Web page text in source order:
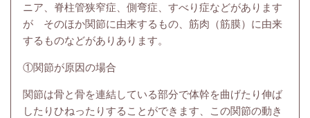
ニア、脊柱管狭窄症、側弯症、すべり症などがあります
が そのほか関節に由来するもの、筋肉（筋膜）に由来
するものなどがありあります。
①関節が原因の場合
関節は骨と骨を連結している部分で体幹を曲げたり伸ば
したりひねったりすることができます、この関節の動き